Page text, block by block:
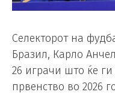
Селекторот на
Бразил, Карло
26 играчи што ќе
првенство во 2026